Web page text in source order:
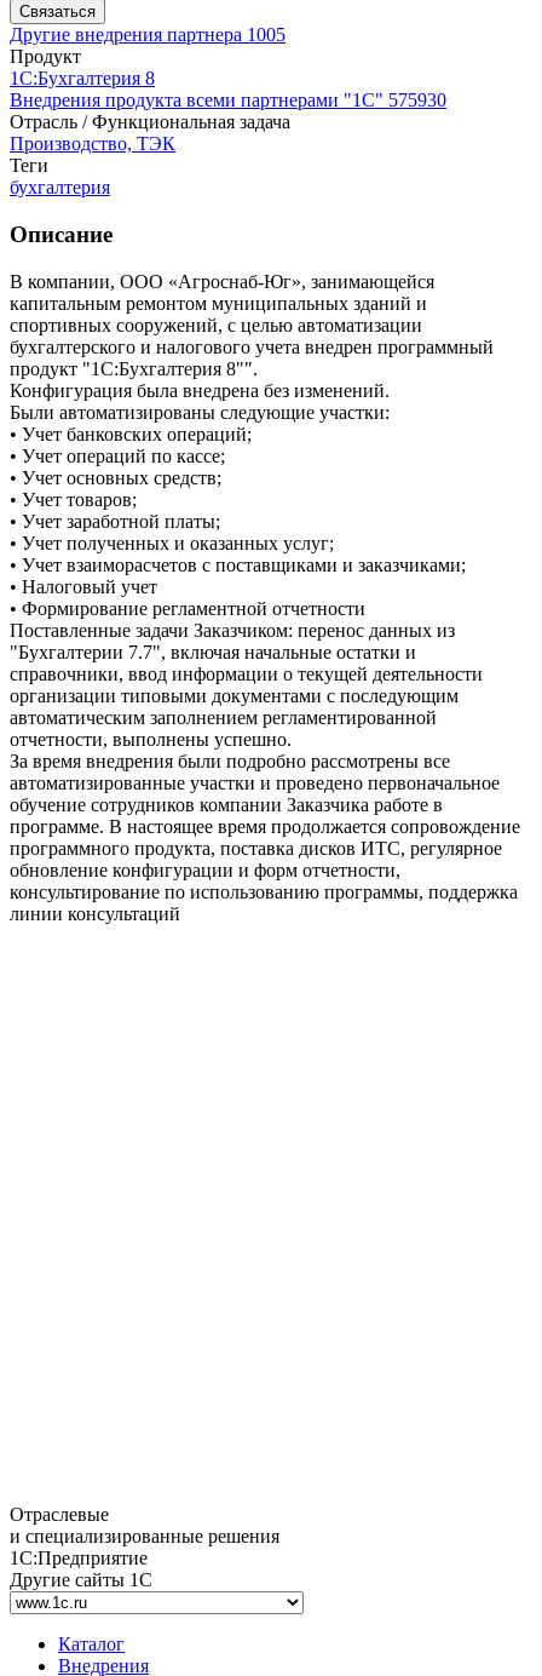
Связаться
Другие внедрения партнера 1005
Продукт
1С:Бухгалтерия 8
Внедрения продукта всеми партнерами "1С" 575930
Отрасль / Функциональная задача
Производство, ТЭК
Теги
бухгалтерия
Описание
В компании, ООО «Агроснаб-Юг», занимающейся
капитальным ремонтом муниципальных зданий и
спортивных сооружений, с целью автоматизации
бухгалтерского и налогового учета внедрен программный
продукт "1С:Бухгалтерия 8"".
Конфигурация была внедрена без изменений.
Были автоматизированы следующие участки:
• Учет банковских операций;
• Учет операций по кассе;
• Учет основных средств;
• Учет товаров;
• Учет заработной платы;
• Учет полученных и оказанных услуг;
• Учет взаиморасчетов с поставщиками и заказчиками;
• Налоговый учет
• Формирование регламентной отчетности
Поставленные задачи Заказчиком: перенос данных из
"Бухгалтерии 7.7", включая начальные остатки и
справочники, ввод информации о текущей деятельности
организации типовыми документами с последующим
автоматическим заполнением регламентированной
отчетности, выполнены успешно.
За время внедрения были подробно рассмотрены все
автоматизированные участки и проведено первоначальное
обучение сотрудников компании Заказчика работе в
программе. В настоящее время продолжается сопровождение
программного продукта, поставка дисков ИТС, регулярное
обновление конфигурации и форм отчетности,
консультирование по использованию программы, поддержка
линии консультаций
Отраслевые
и специализированные решения
1С:Предприятие
Другие сайты 1С
Каталог
Внедрения